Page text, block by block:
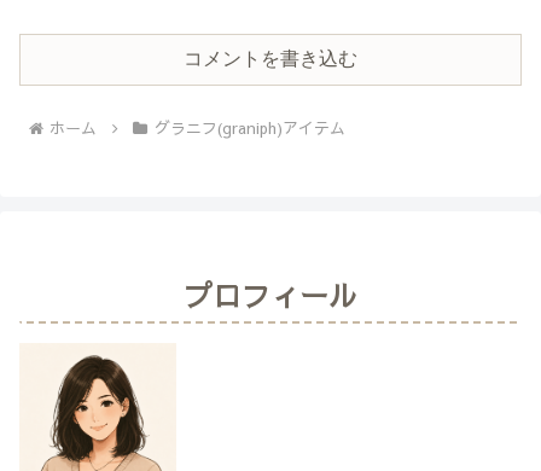
コメントを書き込む
ホーム グラニフ(graniph)アイテム
プロフィール